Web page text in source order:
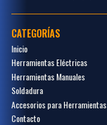
CATEGORÍAS
Inicio
Herramientas Eléctricas
Herramientas Manuales
Soldadura
Accesorios para Herramientas
Contacto